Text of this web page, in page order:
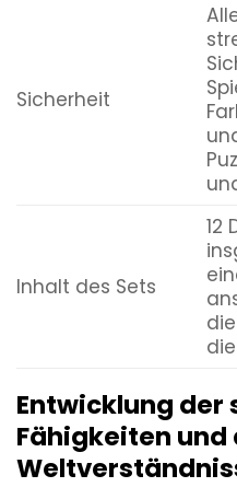
Sicherheit
Inhalt des Sets
12
Entwicklung der
Fähigkeiten und